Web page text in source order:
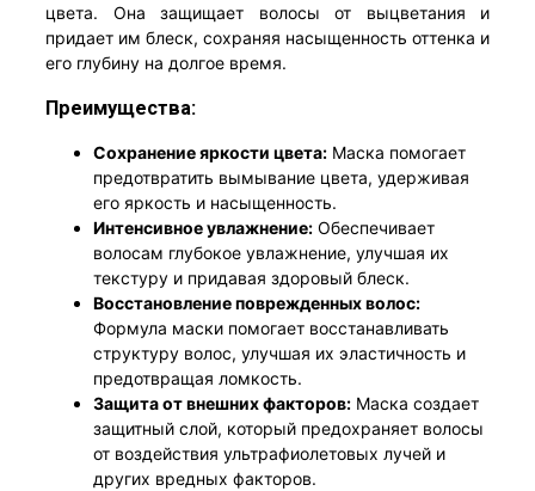
цвета. Она защищает волосы от выцветания и
придает им блеск, сохраняя насыщенность оттенка и
его глубину на долгое время.
Преимущества:
Сохранение яркости цвета: Маска помогает
предотвратить вымывание цвета, удерживая
его яркость и насыщенность.
Интенсивное увлажнение: Обеспечивает
волосам глубокое увлажнение, улучшая их
текстуру и придавая здоровый блеск.
Восстановление поврежденных волос:
Формула маски помогает восстанавливать
структуру волос, улучшая их эластичность и
предотвращая ломкость.
Защита от внешних факторов: Маска создает
защитный слой, который предохраняет волосы
от воздействия ультрафиолетовых лучей и
других вредных факторов.